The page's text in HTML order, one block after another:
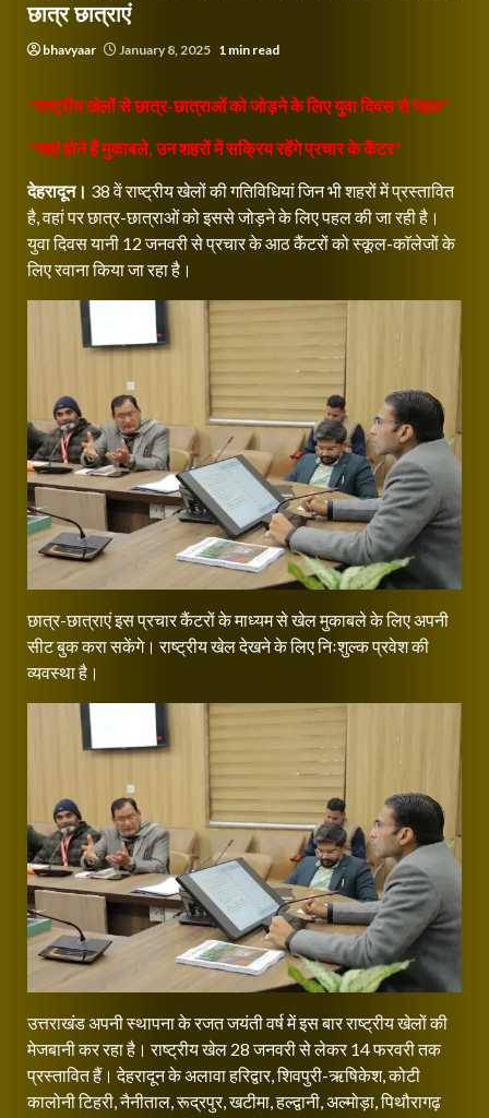
छात्र छात्राएं
bhavyaar January 8, 2025 1 min read
*राष्ट्रीय खेलों से छात्र-छात्राओं को जोड़ने के लिए युवा दिवस से पहल*
*जहां होने हैं मुकाबले, उन शहरों में सक्रिय रहेंगे प्रचार के कैंटर*
देहरादून। 38 वें राष्ट्रीय खेलों की गतिविधियां जिन भी शहरों में प्रस्तावित
है, वहां पर छात्र-छात्राओं को इससे जोड़ने के लिए पहल की जा रही है।
युवा दिवस यानी 12 जनवरी से प्रचार के आठ कैंटरों को स्कूल-काॅलेजों के
लिए रवाना किया जा रहा है।
छात्र-छात्राएं इस प्रचार कैंटरों के माध्यम से खेल मुकाबले के लिए अपनी
सीट बुक करा सकेंगे। राष्ट्रीय खेल देखने के लिए निःशुल्क प्रवेश की
व्यवस्था है।
उत्तराखंड अपनी स्थापना के रजत जयंती वर्ष में इस बार राष्ट्रीय खेलों की
मेजबानी कर रहा है। राष्ट्रीय खेल 28 जनवरी से लेकर 14 फरवरी तक
प्रस्तावित हैं। देहरादून के अलावा हरिद्वार, शिवपुरी-ऋषिकेश, कोटी
कालोनी टिहरी, नैनीताल, रूद्रपुर, खटीमा, हल्द्वानी, अल्मोड़ा, पिथौरागढ़